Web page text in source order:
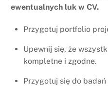
ewentualnych luk w CV.
Przygotuj portfolio
Upewnij się, że
kompletne i zgodne.
Przygotuj się do